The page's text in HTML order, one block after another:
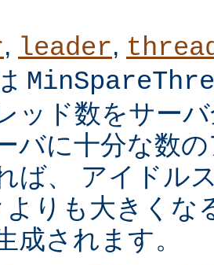
, leader,
ッド数をサー
バに十分な数
ば、 アイドル
よりも大きくな
成されます。